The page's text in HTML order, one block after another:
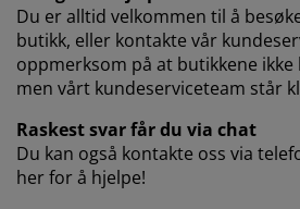
med oppbevaring
og pleie
og tilbehør
og stryk
Du er alltid velkommen til å
butikk, eller kontakte vår
oppmerksom på at butikkene ikke
men vårt kundeserviceteam står
Raskest svar får du via chat
Du kan også kontakte oss via
her for å hjelpe!